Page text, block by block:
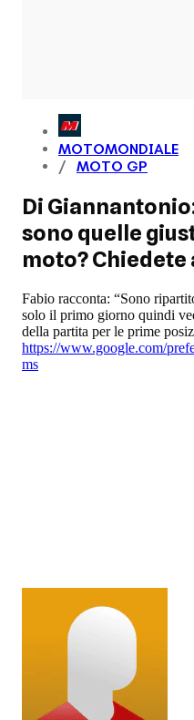
MOTOMONDIALE
MOTO GP
Di
sono quelle
moto? Chiedete
Fabio racconta: “Sono
solo il primo giorno quindi
della partita per le prime
https://www.google.com/
ms